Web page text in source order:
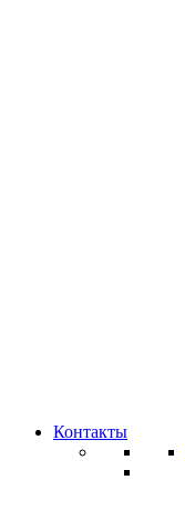
Контакты